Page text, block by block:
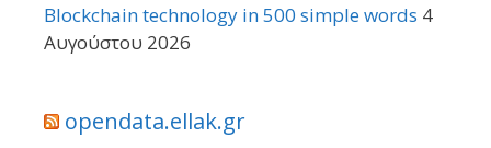
Blockchain technology in 500 simple words 4
Αυγούστου 2026
opendata.ellak.gr